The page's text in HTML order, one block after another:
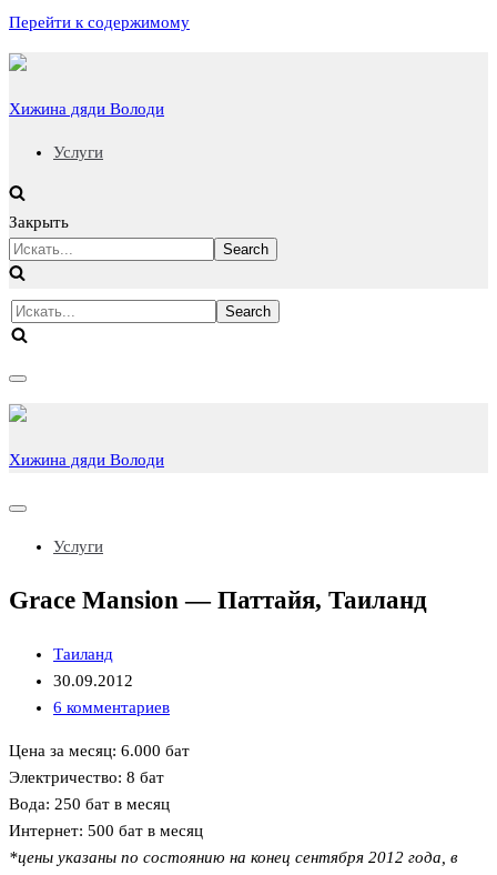
Перейти к содержимому
Хижина дяди Володи
Услуги
Закрыть
Искать...
Искать...
Показать/
Скрыть
навигацию
Хижина дяди Володи
Показать/
навигацию
Услуги
Grace Mansion — Паттайя, Таиланд
Таиланд
30.09.2012
6 комментариев
Цена за месяц: 6.000 бат
Электричество: 8 бат
Вода: 250 бат в месяц
Интернет: 500 бат в месяц
*цены указаны по состоянию на конец сентября 2012 года, в